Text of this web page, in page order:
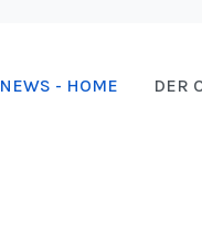
NEWS - HOME DER